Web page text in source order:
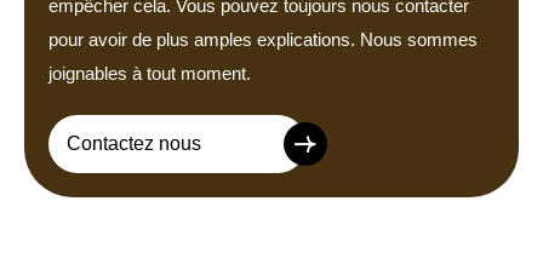
empêcher cela. Vous pouvez toujours nous contacter
pour avoir de plus amples explications. Nous sommes
joignables à tout moment.
Contactez nous